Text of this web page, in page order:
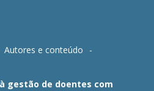
Autores e conteúdo
gestão de doentes com